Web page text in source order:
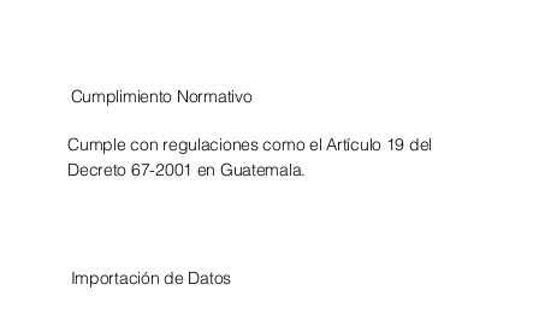
Cumplimiento Normativo
Cumple con regulaciones como el Artículo 19 del
Decreto 67-2001 en Guatemala.
Importación de Datos